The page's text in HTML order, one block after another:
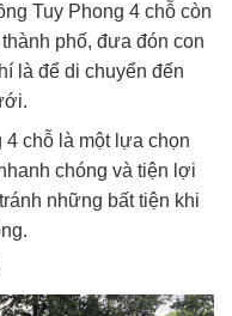
Tuy Phong 4 chỗ còn
phố, đưa đón con
là để di chuyển đến
chỗ là một lựa chọn
chóng và tiện lợi
những bất tiện khi